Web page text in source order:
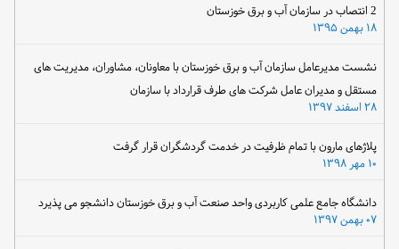
نشست مدیرعامل سازمان آب و برق خوزستان با معاونان، مشاوران، مدیریت های
مستقل و مدیران عامل شرکت های طرف قرارداد با سازمان
پلاژهای مارون با تمام ظرفیت در خدمت گردشگران قرار گرفت
دانشگاه جامع علمی کاربردی واحد صنعت آب و برق خوزستان دانشجو می پذیرد